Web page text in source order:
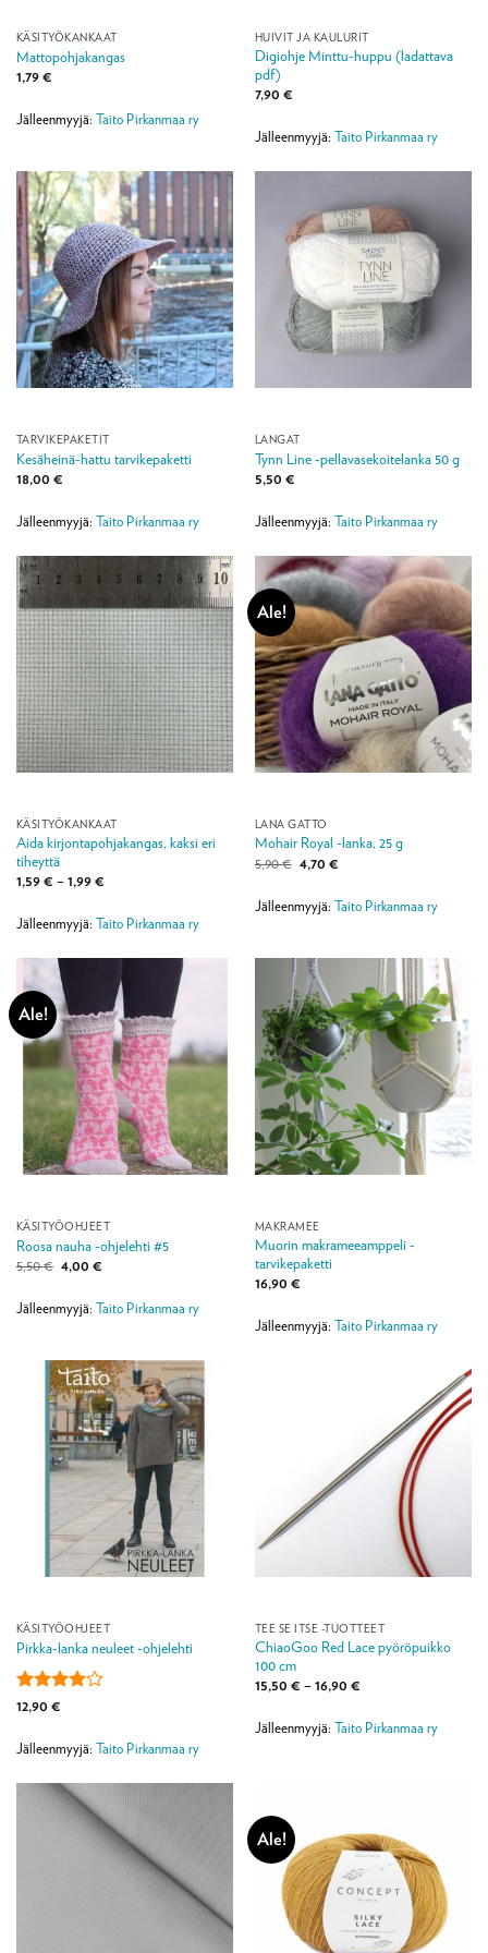
KÄSITYÖKANKAAT
Mattopohjakangas
1,79€
Jälleenmyyjä: Taito Pirkanmaa ry
HUIVIT JA KAULURIT
Digiohje Minttu-huppu (ladattava
pdf)
7,90 €
Jälleenmyyjä: Taito Pirkanmaa ry
TARVIKEPAKETIT
Kesäheinä-hattu tarvikepaketti
18,00 €
Jälleenmyyjä: Taito Pirkanmaa ry
LANGAT
Tynn Line -pellavasekoitelanka 50 g
5,50 €
Jälleenmyyjä: Taito Pirkanmaa ry
KÄSITYÖKANKAAT
Aida kirjontapohjakangas, kaksi eri
tiheyttä
1,59€ – 1,99€Hintaluokka:
1,99 €
Jälleenmyyjä: Taito Pirkanmaa ry
Ale!
LANA GATTO
Mohair Royal -lanka, 25 g
5,90€ Alkuperäinen
hinta
5,90 €.
4,70 €Nykyinen
4,70 €.
Jälleenmyyjä: Taito Pirkanmaa ry
Ale!
KÄSITYÖOHJEET
Roosa nauha -ohjelehti #5
5,50€ Alkuperäinen
hinta
5,50 €.
4,00 €Nykyinen
4,00 €.
Jälleenmyyjä: Taito Pirkanmaa ry
MAKRAMEE
Muorin makrameeamppeli -
tarvikepaketti
16,90 €
Jälleenmyyjä: Taito Pirkanmaa ry
KÄSITYÖOHJEET
Pirkka-lanka neuleet -ohjelehti
Arvostelu
4 / 5
12,90 €
Jälleenmyyjä: Taito Pirkanmaa ry
TEE SE ITSE -TUOTTEET
ChiaoGoo Red Lace pyöröpuikko
100 cm
15,50 € – 16,90 €Hintaluokka:
16,90 €
Jälleenmyyjä: Taito Pirkanmaa ry
Ale!